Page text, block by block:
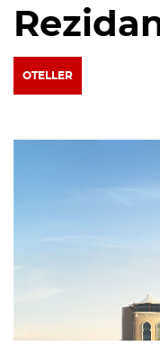
OTELLER